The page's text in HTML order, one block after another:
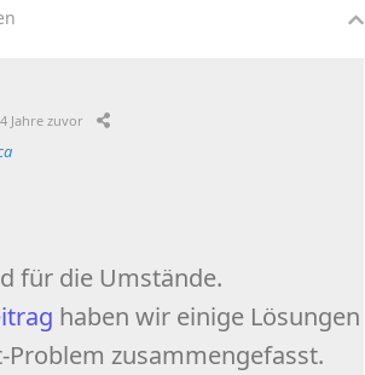
4 Jahre zuvor
für die Umstände.
haben wir einige Lösungen
Problem zusammengefasst.